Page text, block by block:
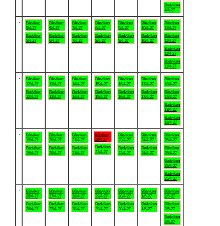
Badviken
4/4-27
Båtviken
5/4-27
Badviken
5/4-27
Båtviken
6/4-27
Badviken
6/4-27
Båtviken
7/4-27
Badviken
7/4-27
Båtviken
8/4-27
Badviken
8/4-27
Båtviken
9/4-27
Badviken
9/4-27
Båtviken
10/4-27
Badviken
10/4-27
Båtviken
11/4-27
Båtviken
11/4-27
Badviken
11/4-27
Badviken
11/4-27
Båtviken
12/4-27
Badviken
12/4-27
Båtviken
13/4-27
Badviken
13/4-27
Båtviken
14/4-27
Badviken
14/4-27
Båtviken
15/4-27
Badviken
15/4-27
Båtviken
16/4-27
Badviken
16/4-27
Båtviken
17/4-27
Badviken
17/4-27
Båtviken
18/4-27
Båtviken
18/4-27
Badviken
18/4-27
Badviken
18/4-27
Båtviken
19/4-27
Badviken
19/4-27
Båtviken
20/4-27
Badviken
20/4-27
Båtviken
21/4-27
Badviken
21/4-27
Båtviken
22/4-27
Badviken
22/4-27
Båtviken
23/4-27
Badviken
23/4-27
Båtviken
24/4-27
Badviken
24/4-27
Båtviken
25/4-27
Båtviken
25/4-27
Badviken
25/4-27
Badviken
25/4-27
Båtviken
26/4-27
Badviken
26/4-27
Båtviken
27/4-27
Badviken
27/4-27
Båtviken
28/4-27
Badviken
28/4-27
Båtviken
29/4-27
Badviken
29/4-27
Båtviken
30/4-27
Badviken
30/4-27
Båtviken
1/5-27
Badviken
1/5-27
Båtviken
2/5-27
Båtviken
2/5-27
Badviken
2/5-27